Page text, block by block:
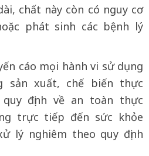
chất này còn có nguy cơ
phát sinh các bệnh lý
cáo mọi hành vi sử dụng
sản xuất, chế biến thực
định về an toàn thực
trực tiếp đến sức khỏe
lý nghiêm theo quy định